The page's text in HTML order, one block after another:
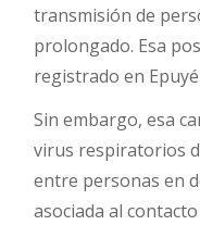
transmisión de
prolongado. Esa
registrado en
Sin embargo, esa
virus respiratorios
entre personas en
asociada al